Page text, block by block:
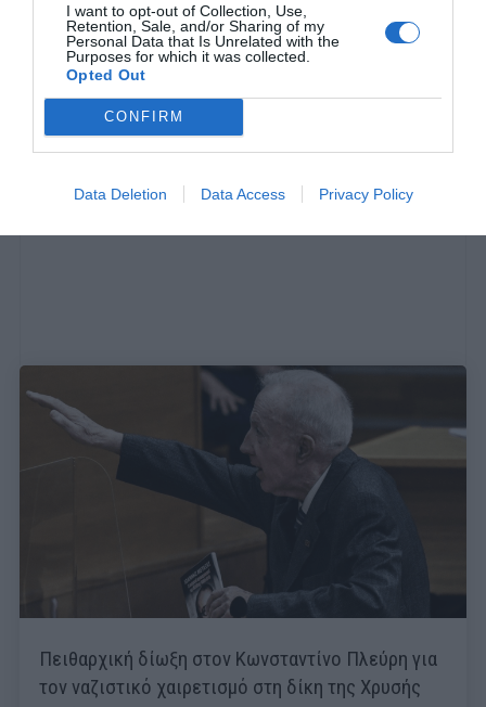
I want to opt-out of Collection, Use,
Retention, Sale, and/or Sharing of my
Personal Data that Is Unrelated with the
Purposes for which it was collected.
Opted Out
CONFIRM
Data Deletion Data Access Privacy Policy
Menshouse Team
Πειθαρχική δίωξη στον Κωνσταντίνο Πλεύρη για
τον ναζιστικό χαιρετισμό στη δίκη της Χρυσής